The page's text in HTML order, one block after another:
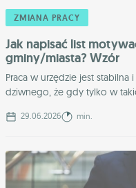
ZMIANA PRACY
Jak napisać list
gminy/miasta? Wzór
Praca w urzędzie jest
dziwnego, że gdy tylko w
29.06.2026 min.